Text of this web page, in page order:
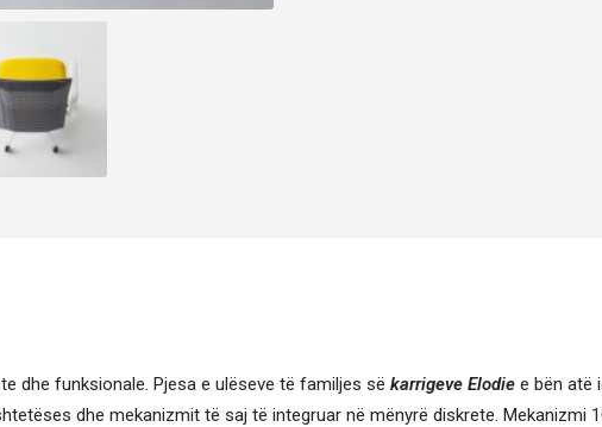
dhe funksionale. Pjesa e ulëseve të familjes së karrigeve Elodie e bën atë
dhe mekanizmit të saj të integruar në mënyrë diskrete. Mekanizmi